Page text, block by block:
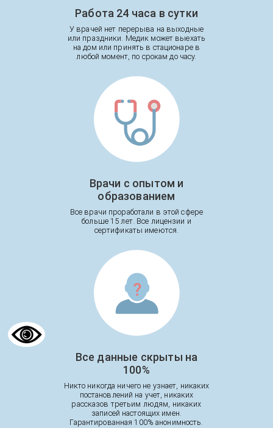
Работа 24 часа в сутки
У врачей нет перерыва на выходные
или праздники. Медик может выехать
на дом или принять в стационаре в
любой момент, по срокам до часу.
Врачи с опытом и
образованием
Все врачи проработали в этой сфере
больше 15 лет. Все лицензии и
сертификаты имеются.
Все данные скрыты на
100%
Никто никогда ничего не узнает, никаких
постановлений на учет, никаких
рассказов третьим людям, никаких
записей настоящих имен.
Гарантированная 100% анонимность.